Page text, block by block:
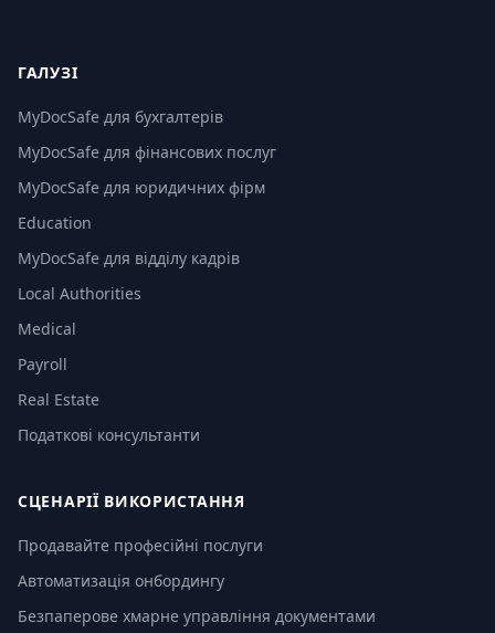
ГАЛУЗІ
MyDocSafe для бухгалтерів
MyDocSafe для фінансових послуг
MyDocSafe для юридичних фірм
Education
MyDocSafe для відділу кадрів
Local Authorities
Medical
Payroll
Real Estate
Податкові консультанти
СЦЕНАРІЇ ВИКОРИСТАННЯ
Продавайте професійні послуги
Автоматизація онбордингу
Безпаперове хмарне управління документами